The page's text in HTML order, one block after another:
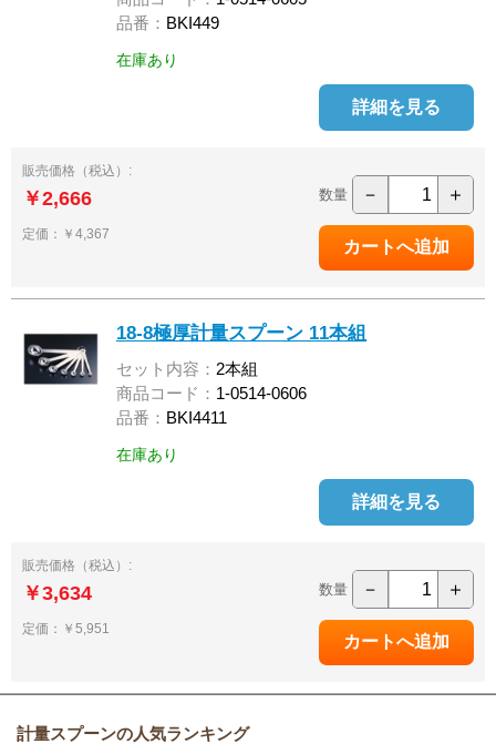
品番： BKI449
在庫あり
詳細を見る
販売価格（税込）:
￥2,666
定価：￥4,367
数量 － ＋
18-8極厚計量スプーン 11本組
セット内容： 2本組
商品コード： 1-0514-0606
品番： BKI4411
在庫あり
詳細を見る
販売価格（税込）:
￥3,634
定価：￥5,951
数量 － ＋
計量スプーンの人気ランキング